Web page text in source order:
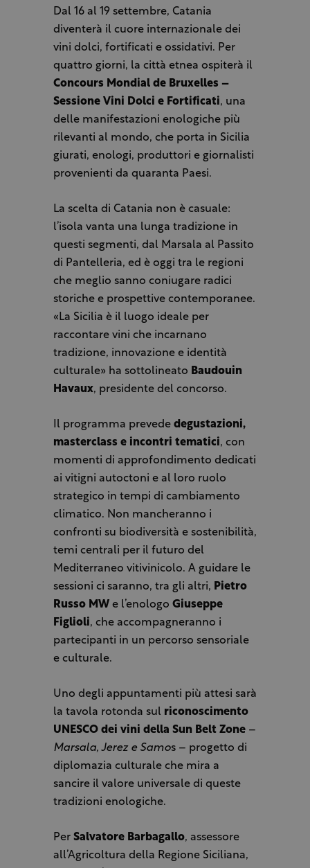
Dal 16 al 19 settembre, Catania
diventerà il cuore internazionale dei
vini dolci, fortificati e ossidativi. Per
quattro giorni, la città etnea ospiterà il
Concours Mondial de Bruxelles –
Sessione Vini Dolci e Fortificati, una
delle manifestazioni enologiche più
rilevanti al mondo, che porta in Sicilia
giurati, enologi, produttori e giornalisti
provenienti da quaranta Paesi.
La scelta di Catania non è casuale:
l’isola vanta una lunga tradizione in
questi segmenti, dal Marsala al Passito
di Pantelleria, ed è oggi tra le regioni
che meglio sanno coniugare radici
storiche e prospettive contemporanee.
«La Sicilia è il luogo ideale per
raccontare vini che incarnano
tradizione, innovazione e identità
culturale» ha sottolineato Baudouin
Havaux, presidente del concorso.
Il programma prevede degustazioni,
masterclass e incontri tematici, con
momenti di approfondimento dedicati
ai vitigni autoctoni e al loro ruolo
strategico in tempi di cambiamento
climatico. Non mancheranno i
confronti su biodiversità e sostenibilità,
temi centrali per il futuro del
Mediterraneo vitivinicolo. A guidare le
sessioni ci saranno, tra gli altri, Pietro
Russo MWe l’enologo Giuseppe
Figlioli, che accompagneranno i
partecipanti in un percorso sensoriale
e culturale.
Uno degli appuntamenti più attesi sarà
la tavola rotonda sul riconoscimento
UNESCO dei vini della Sun Belt Zone–
Marsala, Jerez e Samos – progetto di
diplomazia culturale che mira a
sancire il valore universale di queste
tradizioni enologiche.
Per Salvatore Barbagallo, assessore
all’Agricoltura della Regione Siciliana,